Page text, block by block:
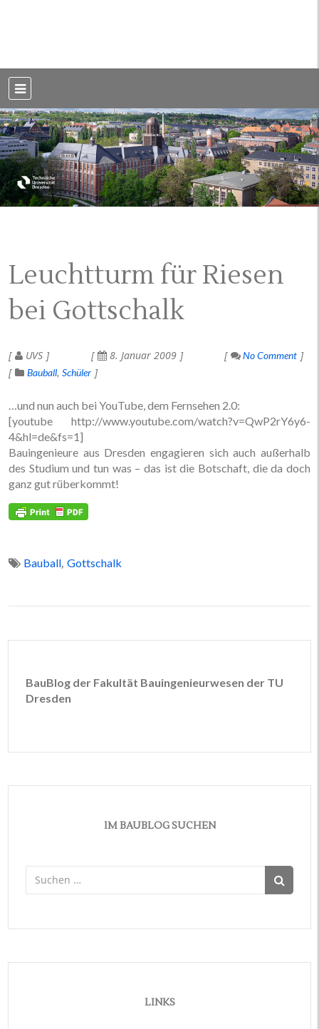
Dresden
Leuchtturm für Riesen
bei Gottschalk
UVS 8. Januar 2009
No Comment
Bauball Schüler
…und nun auch bei YouTube, dem Fernsehen 2.0:
[youtube http://www.youtube.com/watch?v=QwP2rY6y6-
4&hl=de&fs=1]
Bauingenieure aus Dresden engagieren sich auch außerhalb
des Studium und tun was – das ist die Botschaft, die da doch
ganz gut rüberkommt!
Bauball, Gottschalk
BauBlog der Fakultät Bauingenieurwesen der TU
Dresden
IM BAUBLOG SUCHEN
Suchen
nach:
LINKS